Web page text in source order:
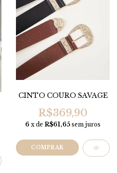
CINTO COURO SAVAGE
R$369,90
6 x de R$61,65 sem juros
COMPRAR